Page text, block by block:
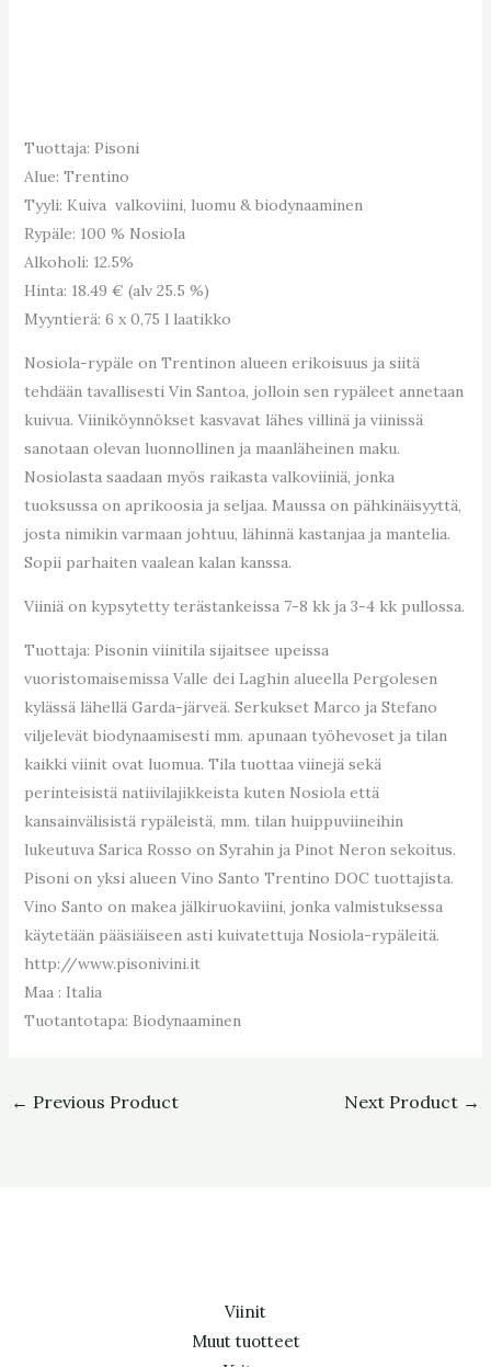
Tuottaja: Pisoni
Alue: Trentino
Tyyli: Kuiva valkoviini, luomu & biodynaaminen
Rypäle: 100 % Nosiola
Alkoholi: 12.5%
Hinta: 18.49 € (alv 25.5 %)
Myyntierä: 6 x 0,75 l laatikko
Nosiola-rypäle on Trentinon alueen erikoisuus ja siitä
tehdään tavallisesti Vin Santoa, jolloin sen rypäleet annetaan
kuivua. Viiniköynnökset kasvavat lähes villinä ja viinissä
sanotaan olevan luonnollinen ja maanläheinen maku.
Nosiolasta saadaan myös raikasta valkoviiniä, jonka
tuoksussa on aprikoosia ja seljaa. Maussa on pähkinäisyyttä,
josta nimikin varmaan johtuu, lähinnä kastanjaa ja mantelia.
Sopii parhaiten vaalean kalan kanssa.
Viiniä on kypsytetty terästankeissa 7-8 kk ja 3-4 kk pullossa.
Tuottaja: Pisonin viinitila sijaitsee upeissa
vuoristomaisemissa Valle dei Laghin alueella Pergolesen
kylässä lähellä Garda-järveä. Serkukset Marco ja Stefano
viljelevät biodynaamisesti mm. apunaan työhevoset ja tilan
kaikki viinit ovat luomua. Tila tuottaa viinejä sekä
perinteisistä natiivilajikkeista kuten Nosiola että
kansainvälisistä rypäleistä, mm. tilan huippuviineihin
lukeutuva Sarica Rosso on Syrahin ja Pinot Neron sekoitus.
Pisoni on yksi alueen Vino Santo Trentino DOC tuottajista.
Vino Santo on makea jälkiruokaviini, jonka valmistuksessa
käytetään pääsiäiseen asti kuivatettuja Nosiola-rypäleitä.
http://www.pisonivini.it
Maa : Italia
Tuotantotapa: Biodynaaminen
← Previous Product Next Product →
Viinit
Muut tuotteet